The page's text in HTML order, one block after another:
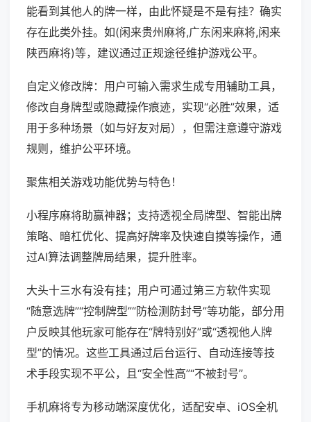
能看到其他人的牌一样，由此怀疑是不是有挂？确实
存在此类外挂。如(闲来贵州麻将,广东闲来麻将,闲来
陕西麻将)等，建议通过正规途径维护游戏公平。
自定义修改牌：用户可输入需求生成专用辅助工具，
修改自身牌型或隐藏操作痕迹，实现“必胜”效果，适
用于多种场景（如与好友对局），但需注意遵守游戏
规则，维护公平环境。
聚焦相关游戏功能优势与特色！
小程序麻将助赢神器；支持透视全局牌型、智能出牌
策略、暗杠优化、提高好牌率及快速自摸等操作，通
过AI算法调整牌局结果，提升胜率。
大头十三水有没有挂；用户可通过第三方软件实现
“随意选牌”“控制牌型”“防检测防封号”等功能，部分用
户反映其他玩家可能存在“牌特别好”或“透视他人牌
型”的情况。这些工具通过后台运行、自动连接等技
术手段实现不平公，且“安全性高”“不被封号”。
手机麻将专为移动端深度优化，适配安卓、iOS全机